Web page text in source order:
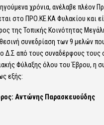
χρόνια, ανέλαβε πλέον
στο ΠΡΟ.ΚΕ.ΚΑ Φυλακίου και
της Τοπικής Κοινότητας
συνεδρίαση των 9 μελών
Δ.Σ από τους συναδέρφους τους
Φύλαξης όλου του Έβρου, η
εξής:
Αντώνης Παρασκευούδης